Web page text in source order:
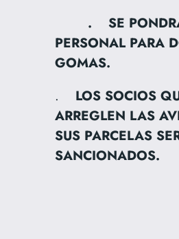
. SE
PERSONAL PARA
GOMAS.
.
LOS SOCIOS
ARREGLEN LAS
SUS PARCELAS
SANCIONADOS.